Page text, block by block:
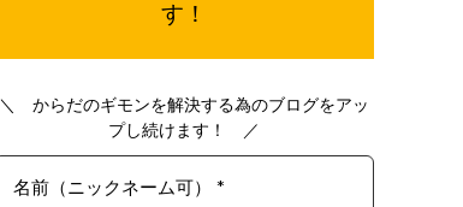
す！
＼ からだのギモンを解決する為のブログをアッ
プし続けます！ ／